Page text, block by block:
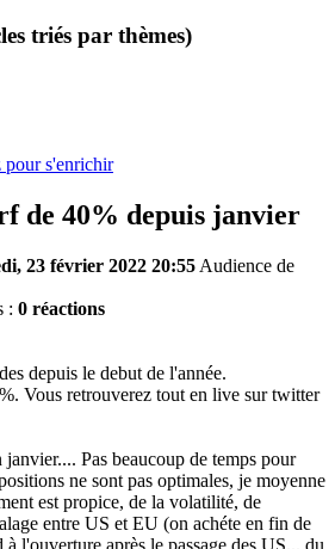
triés par thèmes)
de 40% depuis janvier
23 février 2022 20:55 Audience de
: 0 réactions
depuis le debut de l'année.
Vous retrouverez tout en live sur twitter
janvier.... Pas beaucoup de temps pour
ne sont pas optimales, je moyenne
est propice, de la volatilité, de
entre US et EU (on achéte en fin de